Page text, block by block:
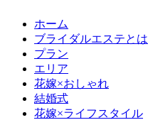
ホーム
ブライダルエステとは
プラン
エリア
花嫁×おしゃれ
結婚式
花嫁×ライフスタイル